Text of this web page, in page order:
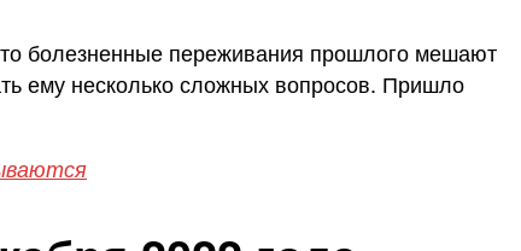
болезненные переживания прошлого мешают
ему несколько сложных вопросов. Пришло